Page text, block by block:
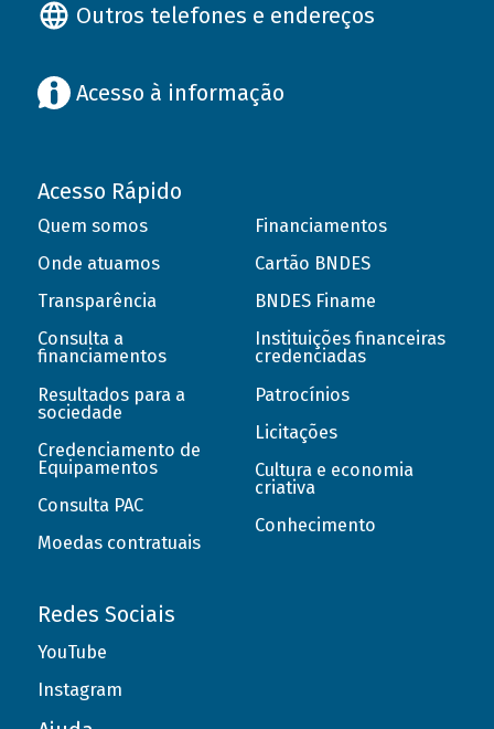
Outros telefones e endereços
Acesso à informação
Acesso Rápido
Quem somos
Onde atuamos
Transparência
Consulta a
financiamentos
Resultados para a
sociedade
Credenciamento de
Equipamentos
Consulta PAC
Moedas contratuais
Financiamentos
Cartão BNDES
BNDES Finame
Instituições financeiras
credenciadas
Patrocínios
Licitações
Cultura e economia
criativa
Conhecimento
Redes Sociais
YouTube
Instagram